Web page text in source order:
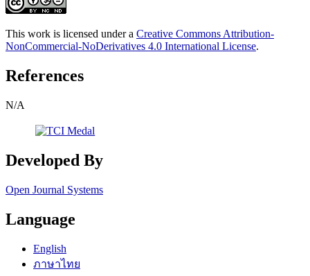
This work is licensed under a Creative Commons Attribution-
NonCommercial-NoDerivatives 4.0 International License.
References
N/A
Developed By
Open Journal Systems
Language
English
ภาษาไทย